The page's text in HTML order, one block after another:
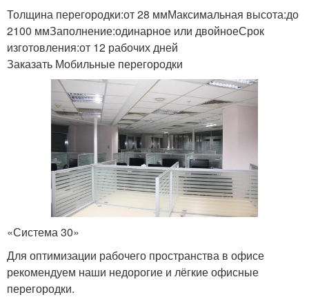
Толщина перегородки:от 28 ммМаксимальная высота:до
2100 ммЗаполнение:одинарное или двойноеСрок
изготовления:от 12 рабочих дней
Заказать Мобильные перегородки
«Система 30»
Для оптимизации рабочего пространства в офисе
рекомендуем наши недорогие и лёгкие офисные
перегородки.